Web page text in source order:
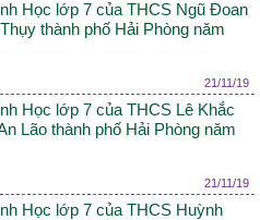
Học lớp 7 của THCS Ngũ Đoan
thành phố Hải Phòng năm
21/11/19
Học lớp 7 của THCS Lê Khắc
Lão thành phố Hải Phòng năm
21/11/19
Học lớp 7 của THCS Huỳnh